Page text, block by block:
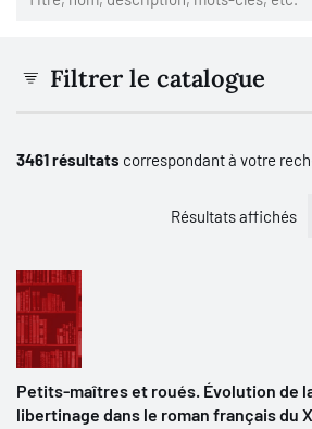
Filtrer le catalogue
3461 résultats correspondant à votre
Résultats affichés
Petits-maîtres et roués. Évolution de
libertinage dans le roman français du